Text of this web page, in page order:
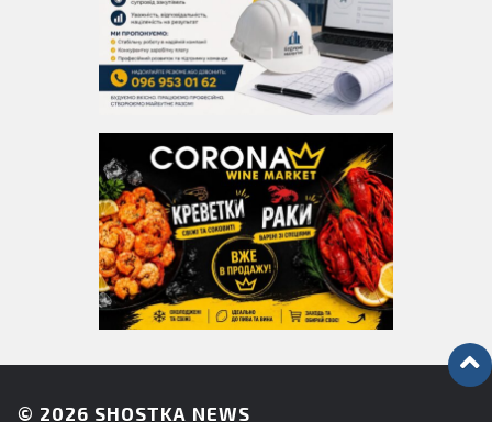
© 2026 SHOSTKA NEWS